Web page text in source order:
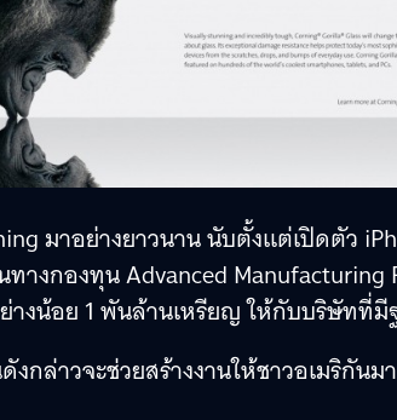
มาอย่างยาวนาน นับตั้งแต่เปิดตัว
างกองทุน Advanced
างน้อย 1 พันล้านเหรียญ ให้กับบริษัทที่มี
งกล่าวจะช่วยสร้างงานให้ชาวอเมริกัน